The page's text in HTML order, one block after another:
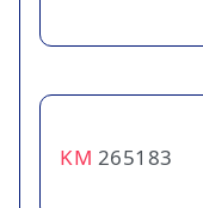
265183
KM